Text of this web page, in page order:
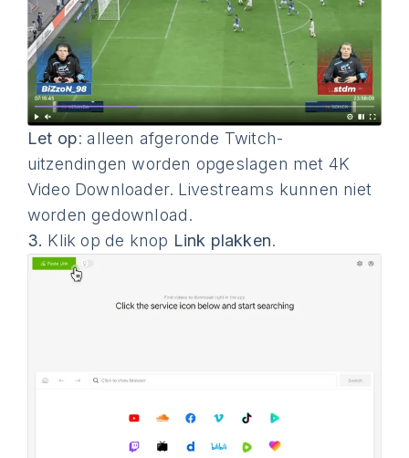
Let op: alleen afgeronde Twitch-
uitzendingen worden opgeslagen met 4K
Video Downloader. Livestreams kunnen niet
worden gedownload.
3. Klik op de knop Link plakken.